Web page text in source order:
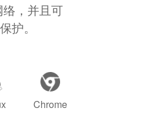
，并且可
护。
Chrome